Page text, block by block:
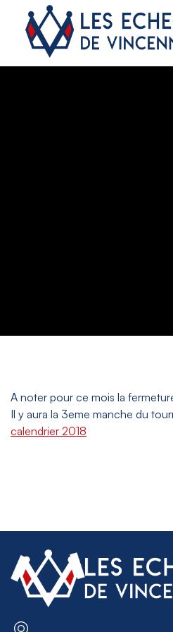
A noter pour ce mois la
Il y aura la 3eme manche du
calendrier 2018